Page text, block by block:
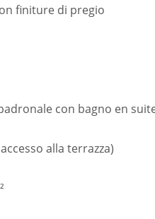
finiture di pregio
con bagno en
alla terrazza)